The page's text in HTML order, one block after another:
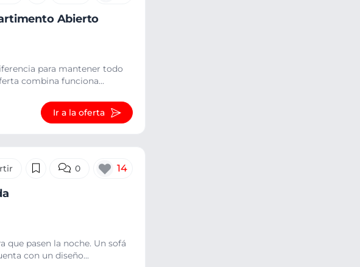
Abierto
para mantener todo
combina funciona...
Ir a la oferta
0 14
que pasen la noche. Un sofá
con un diseño...